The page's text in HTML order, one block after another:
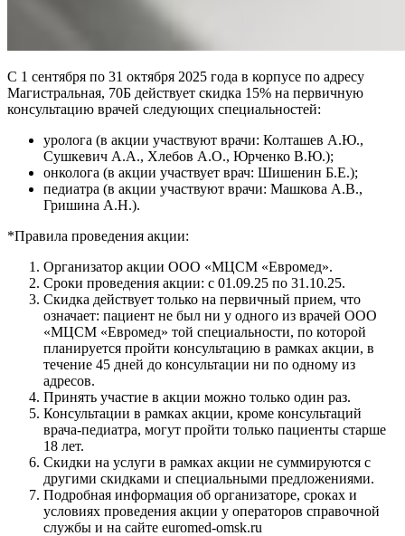
С 1 сентября по 31 октября 2025 года в корпусе по адресу
Магистральная, 70Б действует скидка 15% на первичную
консультацию врачей следующих специальностей:
уролога (в акции участвуют врачи: Колташев А.Ю.,
Сушкевич А.А., Хлебов А.О., Юрченко В.Ю.);
онколога (в акции участвует врач: Шишенин Б.Е.);
педиатра (в акции участвуют врачи: Машкова А.В.,
Гришина А.Н.).
*Правила проведения акции:
Организатор акции ООО «МЦСМ «Евромед».
Сроки проведения акции: с 01.09.25 по 31.10.25.
Скидка действует только на первичный прием, что
означает: пациент не был ни у одного из врачей ООО
«МЦСМ «Евромед» той специальности, по которой
планируется пройти консультацию в рамках акции, в
течение 45 дней до консультации ни по одному из
адресов.
Принять участие в акции можно только один раз.
Консультации в рамках акции, кроме консультаций
врача-педиатра, могут пройти только пациенты старше
18 лет.
Скидки на услуги в рамках акции не суммируются с
другими скидками и специальными предложениями.
Подробная информация об организаторе, сроках и
условиях проведения акции у операторов справочной
службы и на сайте euromed-omsk.ru